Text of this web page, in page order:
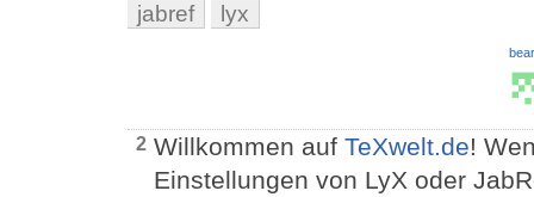
jabref lyx
2 Willkommen auf TeXwelt.de!
Einstellungen von LyX oder